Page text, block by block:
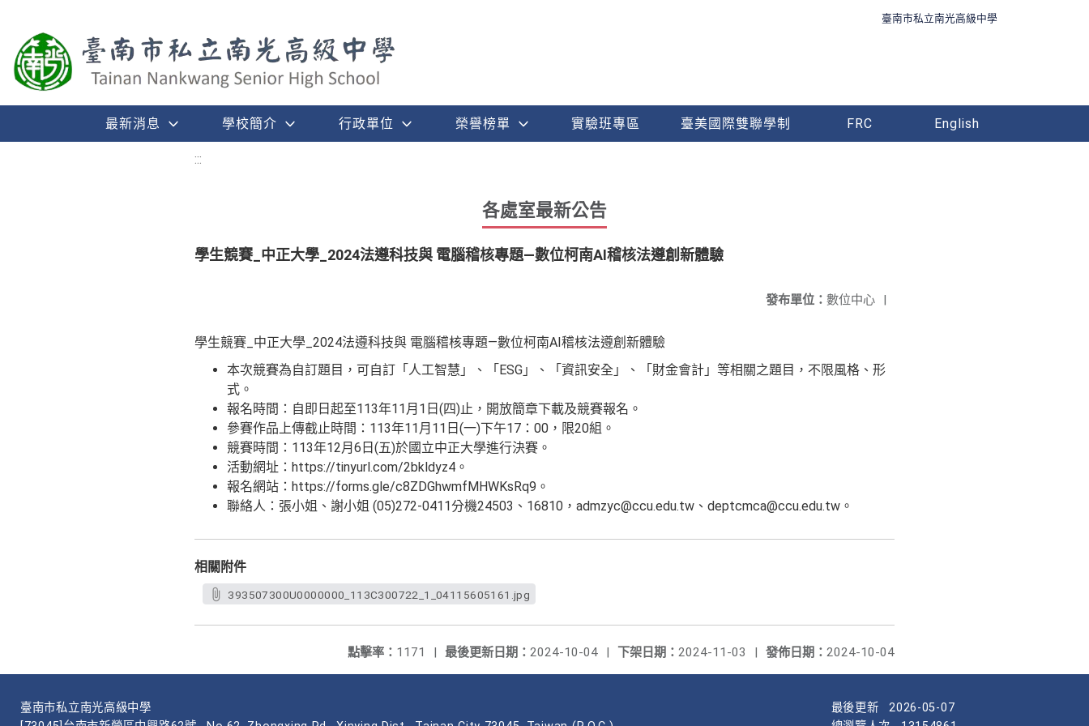
臺南市私立南光高級中學
最新消息 學校簡介 行政單位 榮譽榜單 實驗班專區 臺美國際雙聯學制 FRC English
:::
各處室最新公告
學生競賽_中正大學_2024法遵科技與 電腦稽核專題—數位柯南AI稽核法遵創新體驗
發布單位： 數位中心 |
學生競賽_中正大學_2024法遵科技與 電腦稽核專題—數位柯南AI稽核法遵創新體驗
本次競賽為自訂題目，可自訂「人工智慧」、「ESG」、「資訊安全」、「財金會計」等相關之題目，不限風格、形
式。
報名時間：自即日起至113年11月1日(四)止，開放簡章下載及競賽報名。
參賽作品上傳截止時間：113年11月11日(一)下午17：00，限20組。
競賽時間：113年12月6日(五)於國立中正大學進行決賽。
活動網址：https://tinyurl.com/2bkldyz4。
報名網站：https://forms.gle/c8ZDGhwmfMHWKsRq9。
聯絡人：張小姐、謝小姐 (05)272-0411分機24503、16810，admzyc@ccu.edu.tw、deptcmca@ccu.edu.tw。
相關附件
393507300U0000000_113C300722_1_04115605161.jpg
發佈日期： 2024-10-04
下架日期： 2024-11-03 |
最後更新日期： 2024-10-04 |
點擊率： 1171 |
臺南市私立南光高級中學
最後更新
2026-05-07